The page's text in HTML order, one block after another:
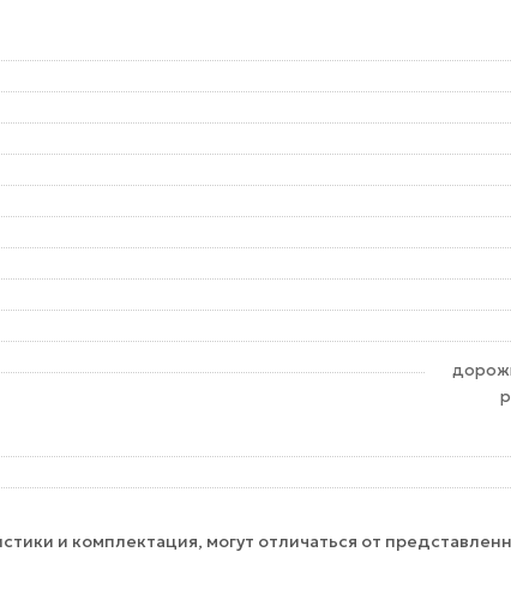
и комплектация, могут отличаться от